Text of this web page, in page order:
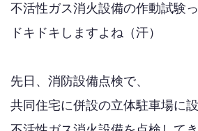
不活性ガス消火設備の作動試験
ドキドキしますよね（汗）
先日、消防設備点検で、
共同住宅に併設の立体駐車場に